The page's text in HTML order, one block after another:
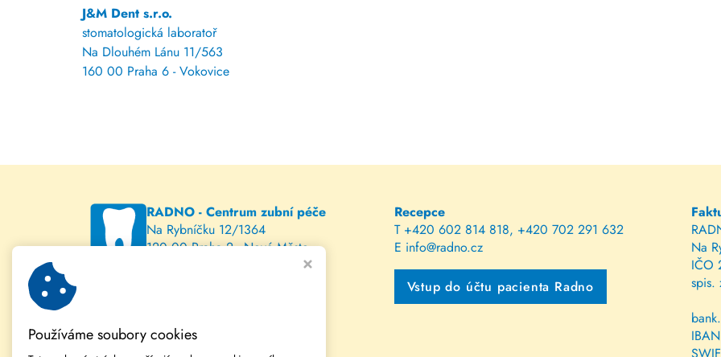
J&M Dent s.r.o.
stomatologická laboratoř
Na Dlouhém Lánu 11/563
160 00 Praha 6 - Vokovice
RADNO - Centrum zubní péče
Na Rybníčku 12/1364
120 00 Praha 2 - Nové Město
Recepce
T +420 602 814 818, +420 702 291 632
E info@radno.cz
Vstup do účtu pacienta Radno
Na
IČO
spis.
Používáme soubory cookies